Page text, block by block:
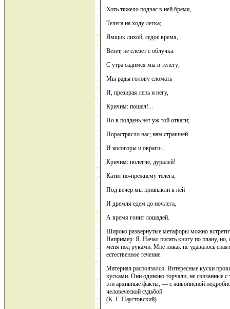
Хоть тяжело подчас в ней бремя,
Телега на ходу легка;
Ямщик лихой, седое время,
Везет, не слезет с облучка.
С утра садимся мы в телегу;
Мы рады голову сломать
И, презирая лень и негу,
Кричим: пошел!...
Но в полдень нет уж той отваги;
Порастрясло нас; нам страшней
И косогоры и овраги-,
Кричим: полегче, дуралей!
Катит по-прежнему телега;
Под вечер мы привыкли к ней
И дремля едем до ночлега,
А время гонит лошадей.
Широко развернутые метафоры можно
Например: Я. Начал писать книгу по плану, но,
меня под руками. Мне никак не удавалось
естественное течение.
Материал расползался. Интересные куски
кусками. Они одиноко торчали, не связанные
эти архивные факты, — с живописной
человеческой судьбой
(К. Г. Паустовский).